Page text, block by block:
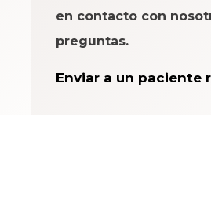
en contacto con
preguntas.
Enviar a un paciente